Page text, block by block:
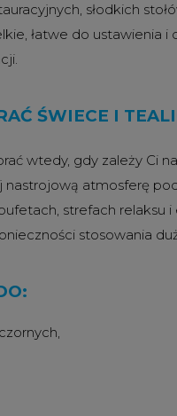
słodkich
łatwe do ustawienia
ŚWIECE I
wtedy, gdy zależy Ci
atmosferę
strefach
stosowania